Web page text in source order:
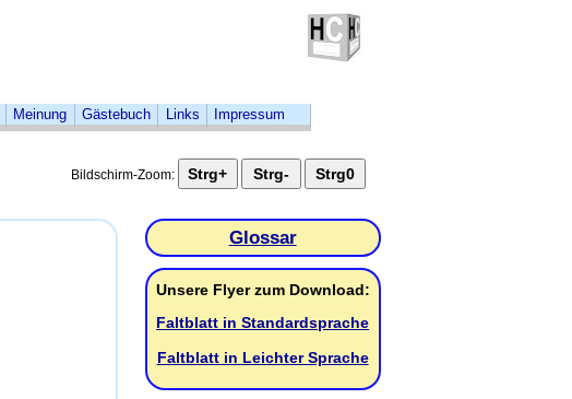
Meinung Gästebuch Links Impressum
Glossar
Unsere Flyerzum Download:
Faltblatt in Standardsprache
Faltblatt in Leichter Sprache
Bildschirm-Zoom: